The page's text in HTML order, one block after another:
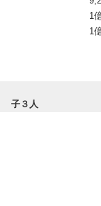
1
1
子３人